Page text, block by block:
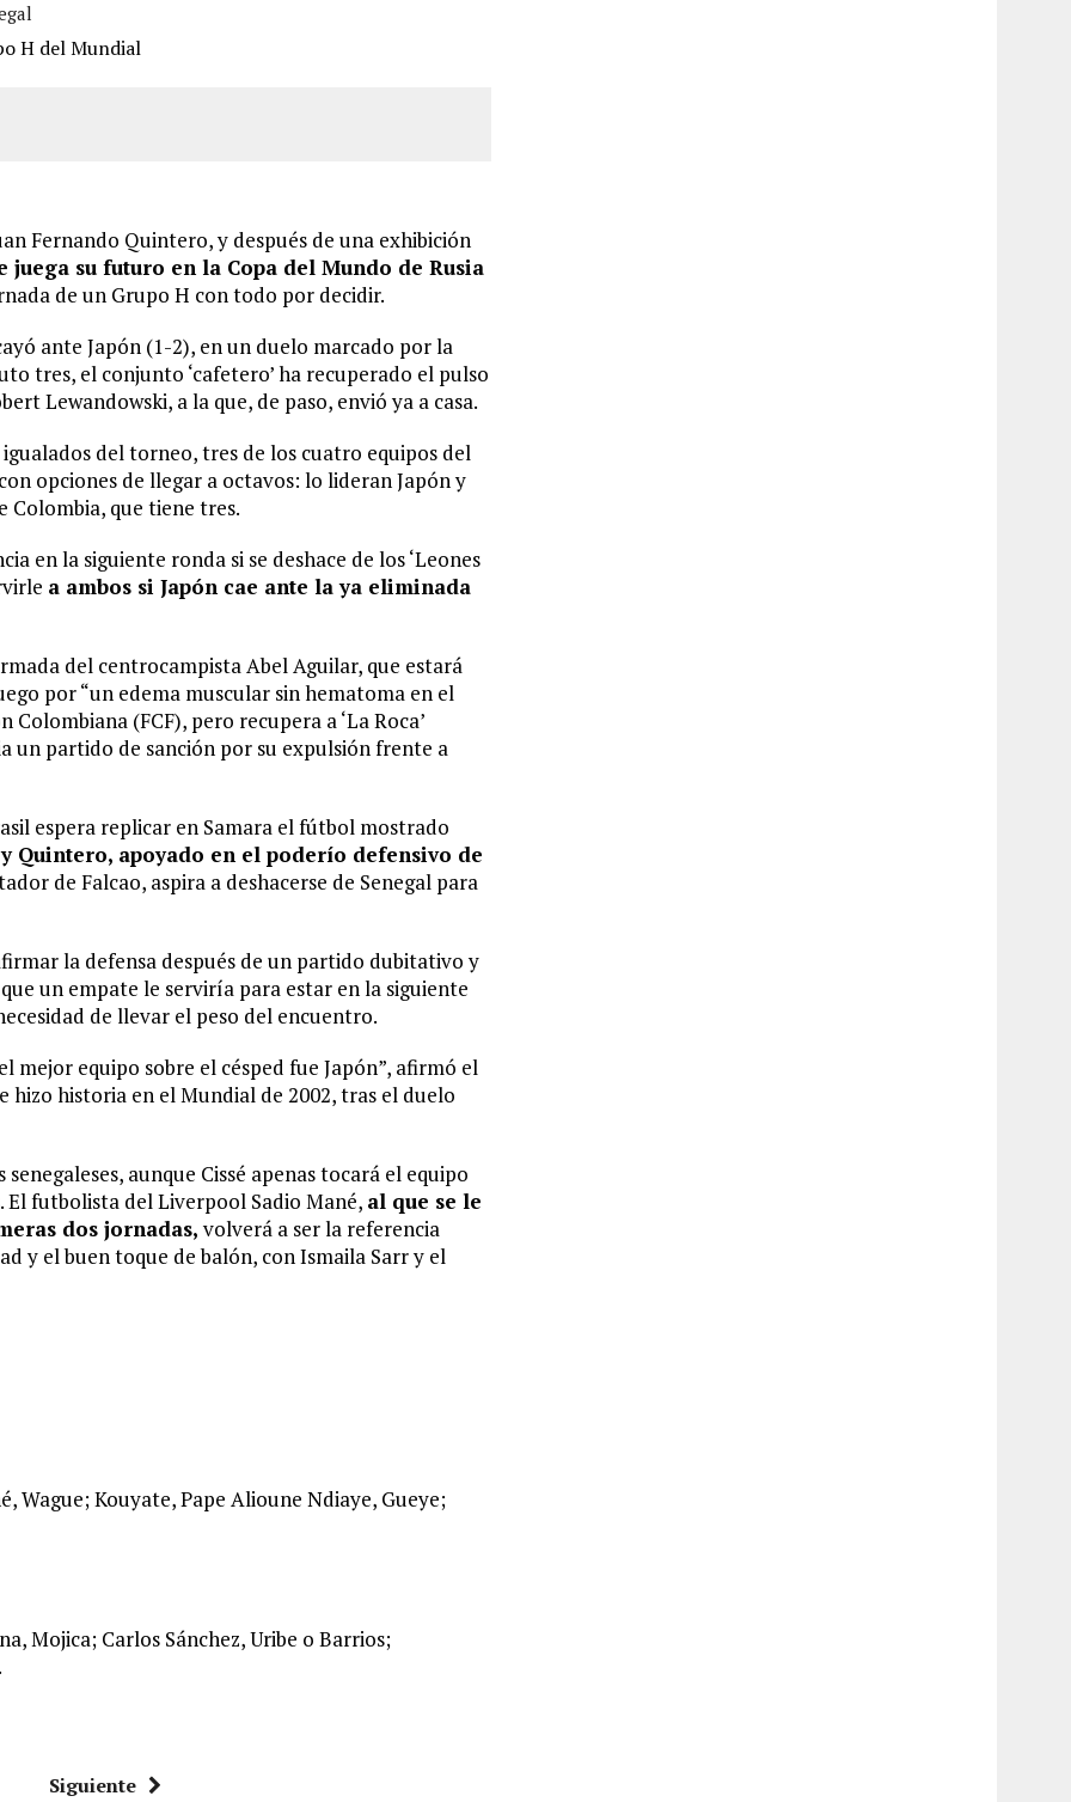
DESENCADENÓ TRAGEDIA FAMILIAR
GRAN MAGNITUD EN ZONA INDUSTRIAL DE EL LLANITO
Fernando Quintero, y después de una exhibición
juega su futuro en la Copa del Mundo de Rusia
de un Grupo H con todo por decidir.
ante Japón (1-2), en un duelo marcado por la
tres, el conjunto ‘cafetero’ ha recuperado el pulso
Lewandowski, a la que, de paso, envió ya a casa.
del torneo, tres de los cuatro equipos del
opciones de llegar a octavos: lo lideran Japón y
Colombia, que tiene tres.
en la siguiente ronda si se deshace de los ‘Leones
a ambos si Japón cae ante la ya eliminada
del centrocampista Abel Aguilar, que estará
por “un edema muscular sin hematoma en el
(FCF), pero recupera a ‘La Roca’
un partido de sanción por su expulsión frente a
espera replicar en Samara el fútbol mostrado
Quintero, apoyado en el poderío defensivo de
de Falcao, aspira a deshacerse de Senegal para
la defensa después de un partido dubitativo y
un empate le serviría para estar en la siguiente
de llevar el peso del encuentro.
mejor equipo sobre el césped fue Japón”, afirmó el
hizo historia en el Mundial de 2002, tras el duelo
aunque Cissé apenas tocará el equipo
El futbolista del Liverpool Sadio Mané, al que se le
dos jornadas, volverá a ser la referencia
y el buen toque de balón, con Ismaila Sarr y el
Wague; Kouyate, Pape Alioune Ndiaye, Gueye;
Mojica; Carlos Sánchez, Uribe o Barrios;
Siguiente